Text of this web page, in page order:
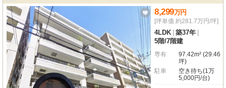
8,299万円
[坪単価 約281.7万円/坪]
4LDK 築37年
5階/7階建
専有
97.42m² (29.46
坪)
駐車
空き待ち(1万
5,000円/台)